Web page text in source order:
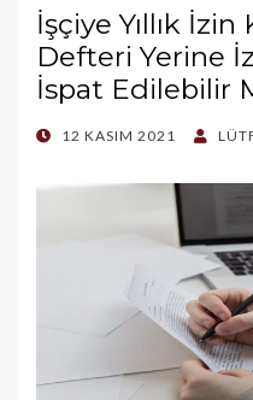
İşçiye Yıllık İzin
Defteri Yerine
İspat Edilebilir
POSTED
12 KASIM 2021